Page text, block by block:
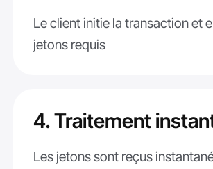
Le client initie la transaction et
jetons requis
4. Traitement
Les jetons sont reçus